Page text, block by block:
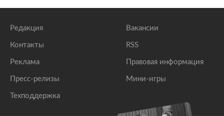
Редакция
Контакты
Реклама
Пресс-релизы
Техподдержка
Вакансии
RSS
Правовая информация
Мини-игры